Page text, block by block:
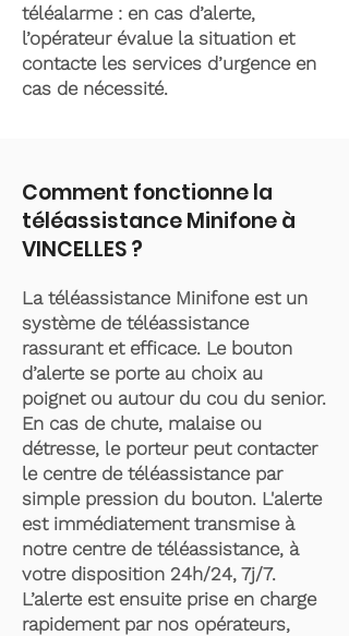
téléalarme : en cas d’alerte,
l’opérateur évalue la situation et
contacte les services d’urgence en
cas de nécessité.
Comment fonctionne la
téléassistance Minifone à
VINCELLES ?
La téléassistance Minifone est un
système de téléassistance
rassurant et efficace. Le bouton
d’alerte se porte au choix au
poignet ou autour du cou du senior.
En cas de chute, malaise ou
détresse, le porteur peut contacter
le centre de téléassistance par
simple pression du bouton. L'alerte
est immédiatement transmise à
notre centre de téléassistance, à
votre disposition 24h/24, 7j/7.
L’alerte est ensuite prise en charge
rapidement par nos opérateurs,